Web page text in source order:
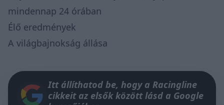
mindennap 24 órában
Élő eredmények
A világbajnokság állása
Itt állíthatod be, hogy a Racingline
cikkeit az elsők között lásd a Google